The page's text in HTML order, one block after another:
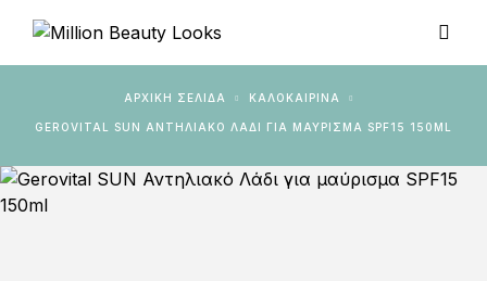
ΑΡΧΙΚΉ ΣΕΛΊΔΑ ΚΑΛΟΚΑΙΡΙΝΑ
GEROVITAL SUN ΑΝΤΗΛΙΑΚΌ ΛΆΔΙ ΓΙΑ ΜΑΎΡΙΣΜΑ SPF15 150ML